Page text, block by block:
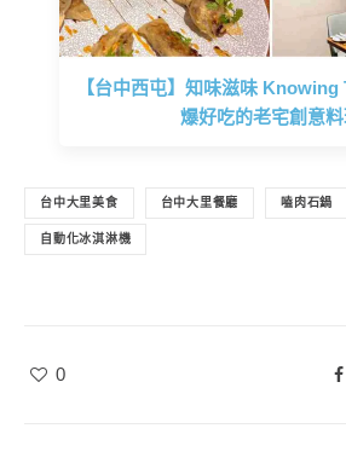
【台中西屯】知味滋味 Knowing
爆好吃的老宅創意
台中大里美食 台中大里餐廳 嗑肉石鍋
自動化冰淇淋機
0